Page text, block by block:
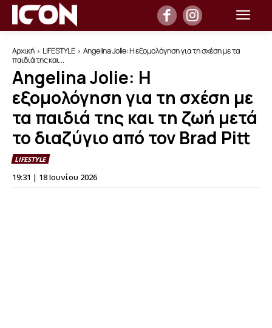
Αρχική LIFESTYLE
Angelina Jolie: Η εξομολόγηση για τη σχέση με τα
παιδιά της και...
Angelina Jolie: Η
εξομολόγηση για τη σχέση με
τα παιδιά της και τη ζωή μετά
το διαζύγιο από τον Brad Pitt
LIFESTYLE
19:31 | 18 Ιουνίου 2026